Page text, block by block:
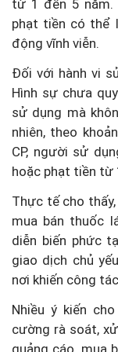
từ 1 đến 5 năm.
phạt tiền có thể
động vĩnh viễn.
Đối với hành vi
Hình sự chưa
sử dụng mà
nhiên, theo
CP, người sử
hoặc phạt tiền từ
Thực tế cho
mua bán thuốc
diễn biến phức
giao dịch chủ
nơi khiến công
Nhiều ý kiến
cường rà soát,
quảng cáo, mua